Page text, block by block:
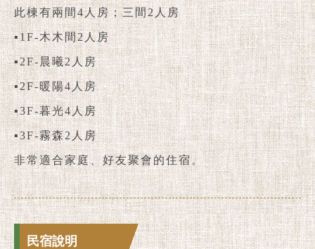
此棟有兩間4人房；三間2人房
▪1F-木木間2人房
▪2F-晨曦2人房
▪2F-暖陽4人房
▪3F-暮光4人房
▪3F-霧森2人房
非常適合家庭、好友聚會的住宿。
民宿說明